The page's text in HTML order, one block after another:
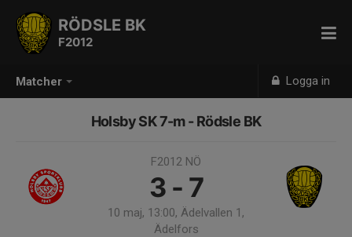
Matcher Logga in
RÖDSLE BK
F2012
Holsby SK 7-m - Rödsle BK
F2012 NÖ
3 - 7
10 maj, 13:00, Ädelvallen 1,
Ädelfors